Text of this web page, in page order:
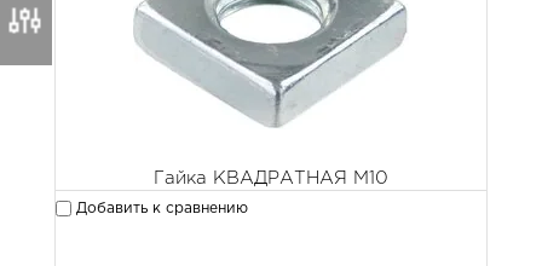
Гайка КВАДРАТНАЯ М10
Добавить к сравнению